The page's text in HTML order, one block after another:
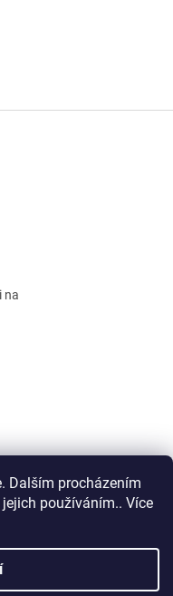
Dalším procházením
používáním.. Více
na